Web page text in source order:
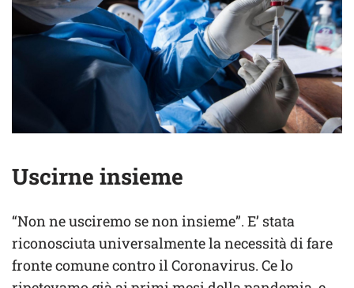
Uscirne insieme
“Non ne usciremo se non insieme”. E’ stata
riconosciuta universalmente la necessità di fare
fronte comune contro il Coronavirus. Ce lo